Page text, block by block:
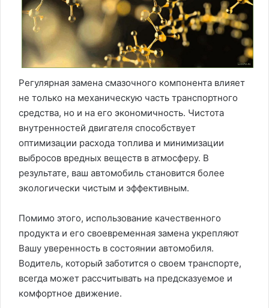
Регулярная замена смазочного компонента влияет
не только на механическую часть транспортного
средства, но и на его экономичность. Чистота
внутренностей двигателя способствует
оптимизации расхода топлива и минимизации
выбросов вредных веществ в атмосферу. В
результате, ваш автомобиль становится более
экологически чистым и эффективным.
Помимо этого, использование качественного
продукта и его своевременная замена укрепляют
Вашу уверенность в состоянии автомобиля.
Водитель, который заботится о своем транспорте,
всегда может рассчитывать на предсказуемое и
комфортное движение.